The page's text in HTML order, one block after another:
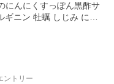
にんにくすっぽん黒酢サ
ニン 牡蠣 しじみ にん
ントリー